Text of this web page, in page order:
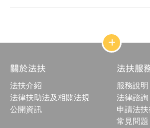
網
站
結
構
合
按
鈕
關於法扶
法扶介紹
法律扶助法及相關法規
公開資訊
法扶服
服務說明
法律諮詢
申請法
常見問題